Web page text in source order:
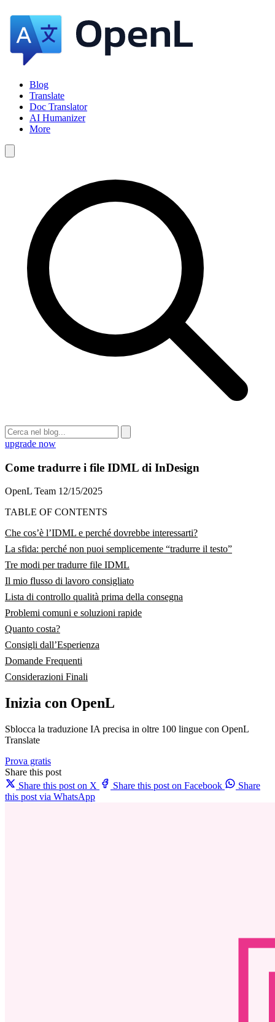
Blog
Translate
Doc Translator
AI Humanizer
More
upgrade now
Come tradurre i file IDML di InDesign
OpenL Team 12/15/2025
TABLE OF CONTENTS
Che cos’è l’IDML e perché dovrebbe interessarti?
La sfida: perché non puoi semplicemente “tradurre il testo”
Tre modi per tradurre file IDML
Il mio flusso di lavoro consigliato
Lista di controllo qualità prima della consegna
Problemi comuni e soluzioni rapide
Quanto costa?
Consigli dall’Esperienza
Domande Frequenti
Considerazioni Finali
Inizia con OpenL
Sblocca la traduzione IA precisa in oltre 100 lingue con OpenL
Translate
Prova gratis
Share this post
Share this post on X
Share this post on Facebook
Share
this post via WhatsApp